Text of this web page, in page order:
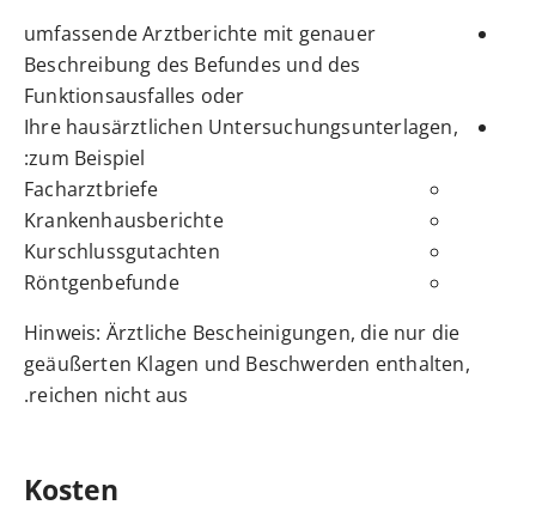
umfassende Arztberichte mit genauer
Beschreibung des Befundes und des
Funktionsausfalles oder
Ihre hausärztlichen Untersuchungsunterlagen,
zum Beispiel:
Facharztbriefe
Krankenhausberichte
Kurschlussgutachten
Röntgenbefunde
Hinweis: Ärztliche Bescheinigungen, die nur die
geäußerten Klagen und Beschwerden enthalten,
reichen nicht aus.
Kosten